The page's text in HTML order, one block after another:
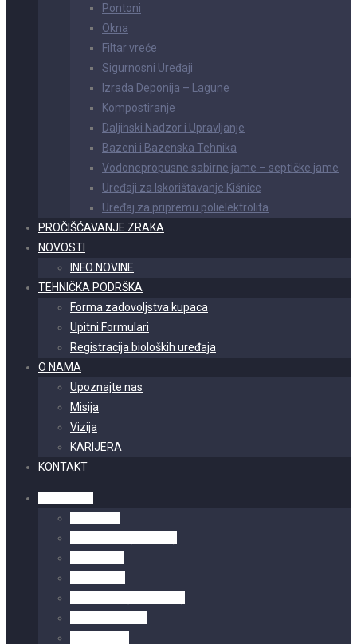
Pontoni
Okna
Filtar vreće
Sigurnosni Uređaji
Izrada Deponija – Lagune
Kompostiranje
Daljinski Nadzor i Upravljanje
Bazeni i Bazenska Tehnika
Vodonepropusne sabirne jame – septičke jame
Uređaji za Iskorištavanje Kišnice
Uređaj za pripremu polielektrolita
PROČIŠĆAVANJE ZRAKA
NOVOSTI
INFO NOVINE
TEHNIČKA PODRŠKA
Forma zadovoljstva kupaca
Upitni Formulari
Registracija bioloških uređaja
O NAMA
Upoznajte nas
Misija
Vizija
KARIJERA
KONTAKT